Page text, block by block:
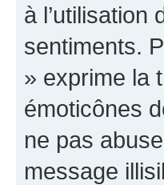
à l’utilisation
sentiments.
» exprime la
émoticônes
ne pas
message